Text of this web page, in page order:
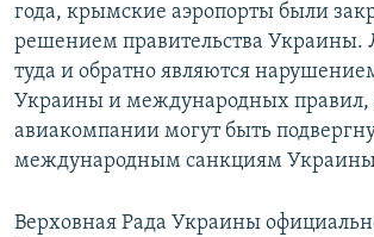
года, крымские аэропорты были
решением правительства Украины.
туда и обратно являются
Украины и международных правил,
авиакомпании могут быть
международным санкциям
Верховная Рада Украины